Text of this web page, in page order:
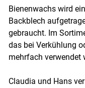
Bienenwachs wird
Backblech
gebraucht. Im
das bei Verkühlung
mehrfach verwendet
Claudia und Hans